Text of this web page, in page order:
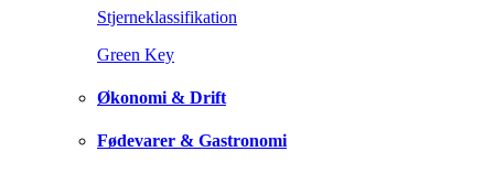
Stjerneklassifikation
Green Key
Økonomi & Drift
Fødevarer & Gastronomi